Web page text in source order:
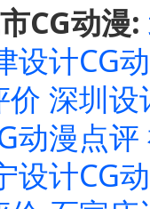
CG动漫:
设计CG
价 深圳设
动漫点评
设计CG